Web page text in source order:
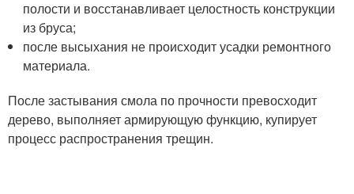
полости и восстанавливает целостность конструкции
из бруса;
после высыхания не происходит усадки ремонтного
материала.
После застывания смола по прочности превосходит
дерево, выполняет армирующую функцию, купирует
процесс распространения трещин.